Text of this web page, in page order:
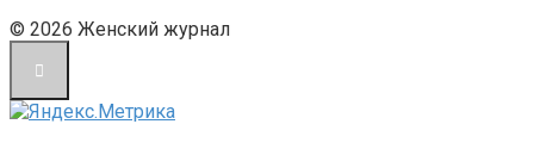
© 2026 Женский журнал